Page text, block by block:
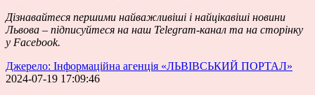
Дізнавайтеся першими найважливіші і найцікавіші новини
Львова – підписуйтеся на наш Telegram-канал та на сторінку
у Facebook.
Джерело: Інформаційна агенція «ЛЬВІВСЬКИЙ ПОРТАЛ»
2024-07-19 17:09:46